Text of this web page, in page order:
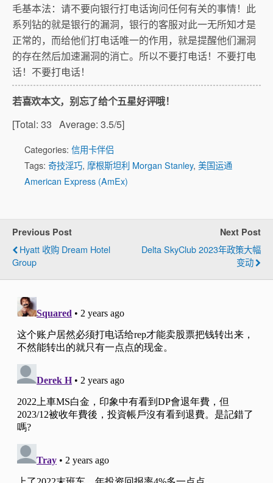
毛基本法：请不要向银行打电话询问任何有关的事情！此
系列钻的就是银行的漏洞，银行的客服对此一无所知才是
正常的，而给他们打电话唯一的作用，就是提醒他们漏洞
的存在然后加速漏洞的消亡。所以不要打电话！不要打电
话！不要打电话！
若喜欢本文，别忘了给个五星好评哦！
[Total: 33 Average: 3.5/5]
Categories: 信用卡伴侣
Tags: 奇技淫巧, 摩根斯坦利 Morgan Stanley, 美国运通
American Express (AmEx)
Previous Post
Hyatt 收购 Dream Hotel
Group
Next Post
Delta SkyClub 2023年政策大幅
变动